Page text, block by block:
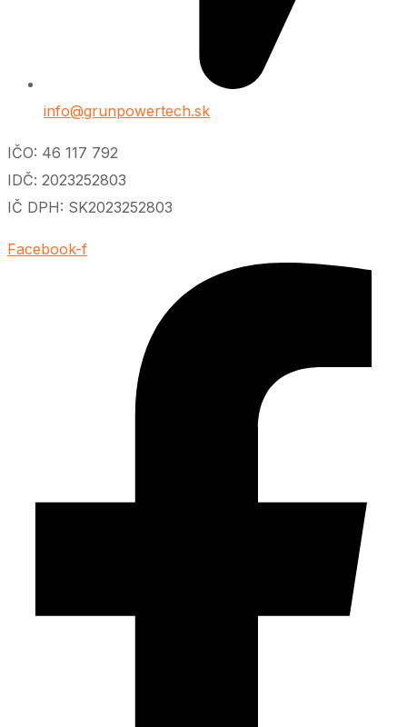
info@grunpowertech.sk
IČO: 46 117 792
IDČ: 2023252803
IČ DPH: SK2023252803
Facebook-f